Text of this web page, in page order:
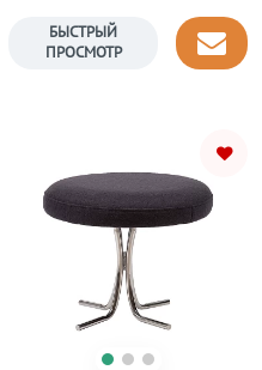
БЫСТРЫЙ
ПРОСМОТР